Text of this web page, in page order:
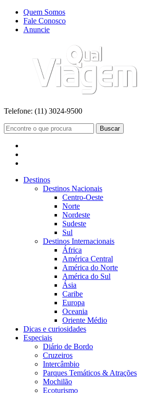
Quem Somos
Fale Conosco
Anuncie
Telefone: (11) 3024-9500
Buscar
Destinos
Destinos Nacionais
Centro-Oeste
Norte
Nordeste
Sudeste
Sul
Destinos Internacionais
África
América Central
América do Norte
América do Sul
Ásia
Caribe
Europa
Oceania
Oriente Médio
Dicas e curiosidades
Especiais
Diário de Bordo
Cruzeiros
Intercâmbio
Parques Temáticos & Atrações
Mochilão
Ecoturismo